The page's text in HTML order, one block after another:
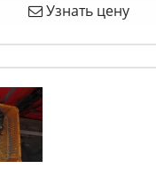
Узнать цену